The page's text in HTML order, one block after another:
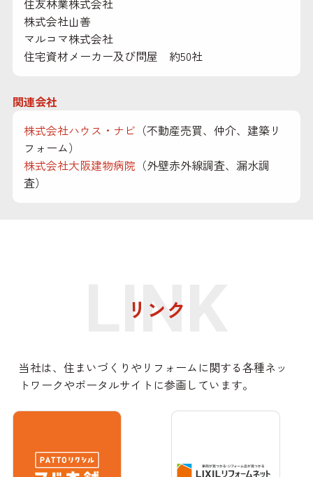
住友林業株式会社
株式会社山善
マルコマ株式会社
住宅資材メーカー及び問屋 約50社
関連会社
株式会社ハウス・ナビ （不動産売買、仲介、建築リ
フォーム）
株式会社大阪建物病院 （外壁赤外線調査、漏水調
査）
リンク
LINK
当社は、住まいづくりやリフォームに関する各種ネッ
トワークやポータルサイトに参画しています。